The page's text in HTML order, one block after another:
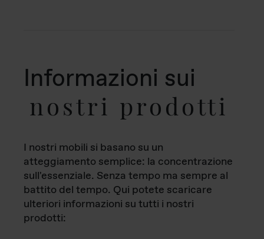
Informazioni sui
nostri prodotti
I nostri mobili si basano su un
atteggiamento semplice: la concentrazione
sull'essenziale. Senza tempo ma sempre al
battito del tempo. Qui potete scaricare
ulteriori informazioni su tutti i nostri
prodotti: